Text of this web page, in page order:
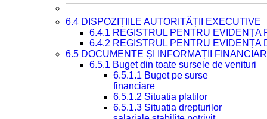
6.4 DISPOZIȚIILE AUTORITĂȚII EXECUTIVE
6.4.1 REGISTRUL PENTRU EVIDENȚA
6.4.2 REGISTRUL PENTRU EVIDENȚA
6.5 DOCUMENTE ȘI INFORMAȚII
6.5.1 Buget din toate sursele de venituri
6.5.1.1 Buget pe surse
financiare
6.5.1.2 Situatia platilor
6.5.1.3 Situatia drepturilor